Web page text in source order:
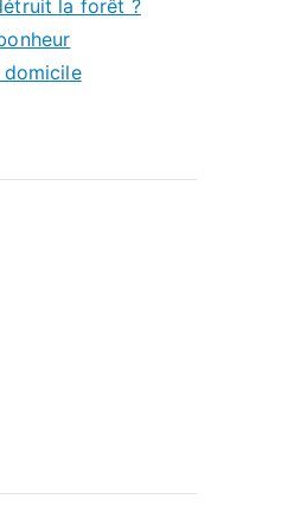
la forêt ?
domicile